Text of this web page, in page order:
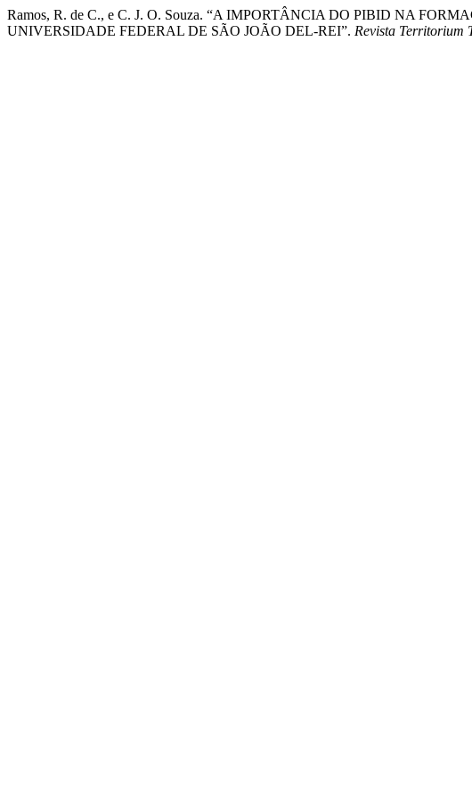
Ramos, R. de C., e C. J. O. Souza. “A IMPORTÂNCIA DO PIBID NA
UNIVERSIDADE FEDERAL DE SÃO JOÃO DEL-REI”. Revista Territorium